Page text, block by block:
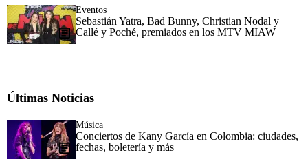
Eventos
Sebastián Yatra, Bad Bunny, Christian Nodal y
Callé y Poché, premiados en los MTV MIAW
Últimas Noticias
Música
Conciertos de Kany García en Colombia: ciudades,
fechas, boletería y más